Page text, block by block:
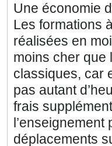
Une économie
Les formations
réalisées en
moins cher que
classiques, car
pas autant
frais
déplacements